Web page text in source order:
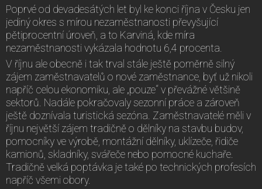
Poprvé od devadesátých let byl ke konci října v Česku jen
jediný okres s mírou nezaměstnanosti převyšující
pětiprocentní úroveň, a to Karviná, kde míra
nezaměstnanosti vykázala hodnotu 6,4 procenta.
V říjnu ale obecně i tak trval stále ještě poměrně silný
zájem zaměstnavatelů o nové zaměstnance, byť už nikoli
napříč celou ekonomiku, ale „pouze“ v převážné většině
sektorů. Nadále pokračovaly sezonní práce a zároveň
ještě doznívala turistická sezóna. Zaměstnavatelé měli v
říjnu největší zájem tradičně o dělníky na stavbu budov,
pomocníky ve výrobě, montážní dělníky, uklízeče, řidiče
kamionů, skladníky, svářeče nebo pomocné kuchaře.
Tradičně velká poptávka je také po technických profesích
napříč všemi obory.